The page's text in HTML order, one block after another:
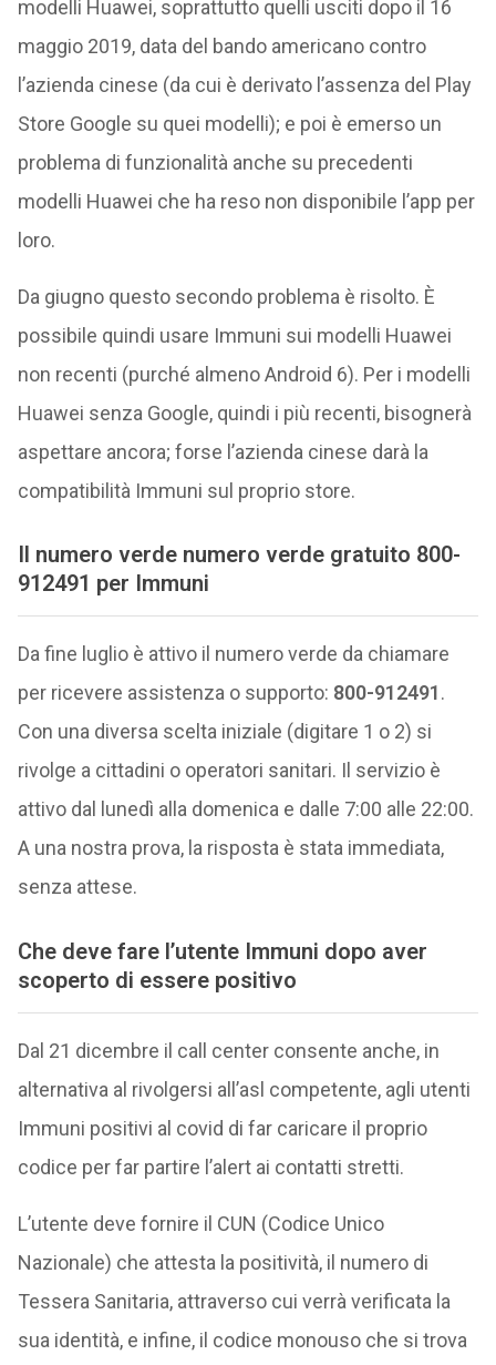
modelli Huawei, soprattutto quelli usciti dopo il 16
maggio 2019, data del bando americano contro
l’azienda cinese (da cui è derivato l’assenza del Play
Store Google su quei modelli); e poi è emerso un
problema di funzionalità anche su precedenti
modelli Huawei che ha reso non disponibile l’app per
loro.
Da giugno questo secondo problema è risolto. È
possibile quindi usare Immuni sui modelli Huawei
non recenti (purché almeno Android 6). Per i modelli
Huawei senza Google, quindi i più recenti, bisognerà
aspettare ancora; forse l’azienda cinese darà la
compatibilità Immuni sul proprio store.
Il numero verde numero verde gratuito 800-
912491 per Immuni
Da fine luglio è attivo il numero verde da chiamare
per ricevere assistenza o supporto: 800-912491.
Con una diversa scelta iniziale (digitare 1 o 2) si
rivolge a cittadini o operatori sanitari. Il servizio è
attivo dal lunedì alla domenica e dalle 7:00 alle 22:00.
A una nostra prova, la risposta è stata immediata,
senza attese.
Che deve fare l’utente Immuni dopo aver
scoperto di essere positivo
Dal 21 dicembre il call center consente anche, in
alternativa al rivolgersi all’asl competente, agli utenti
Immuni positivi al covid di far caricare il proprio
codice per far partire l’alert ai contatti stretti.
L’utente deve fornire il CUN (Codice Unico
Nazionale) che attesta la positività, il numero di
Tessera Sanitaria, attraverso cui verrà verificata la
sua identità, e infine, il codice monouso che si trova